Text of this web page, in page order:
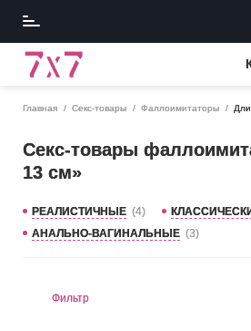
Главная Секс-товары Фаллоимитаторы
Секс-товары
13 см»
РЕАЛИСТИЧНЫЕ (4)
АНАЛЬНО-ВАГИНАЛЬНЫЕ (3)
Фильтр